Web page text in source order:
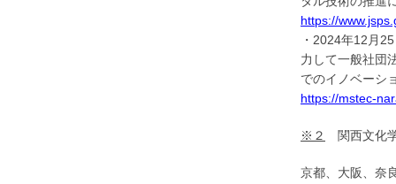
https://
・2024年12月
力して一般社団
でのイノベーシ
https://mstec-
※２ 関西文化
京都、大阪、奈